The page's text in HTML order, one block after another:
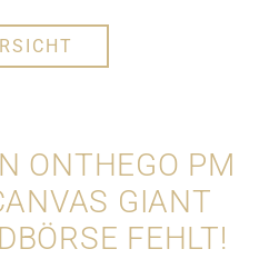
ONTHEGO PM
GIANT
FEHLT!